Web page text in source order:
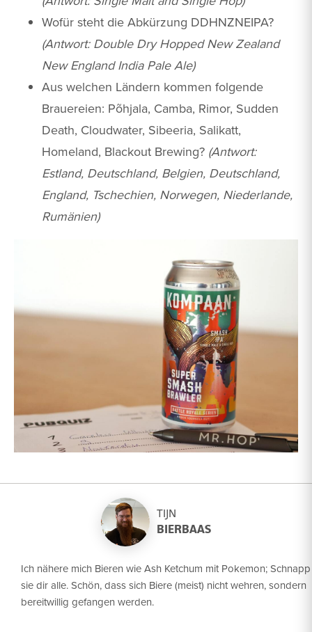
Wofür steht die Abkürzung DDHNZNEIPA?
(Antwort: Double Dry Hopped New Zealand
New England India Pale Ale)
Aus welchen Ländern kommen folgende
Brauereien: Põhjala, Camba, Rimor, Sudden
Death, Cloudwater, Sibeeria, Salikatt,
Homeland, Blackout Brewing? (Antwort:
Estland, Deutschland, Belgien, Deutschland,
England, Tschechien, Norwegen, Niederlande,
Rumänien)
TIJN
BIERBAAS
Ich nähere mich Bieren wie Ash Ketchum mit Pokemon; Schnapp
sie dir alle. Schön, dass sich Biere (meist) nicht wehren, sondern
bereitwillig gefangen werden.